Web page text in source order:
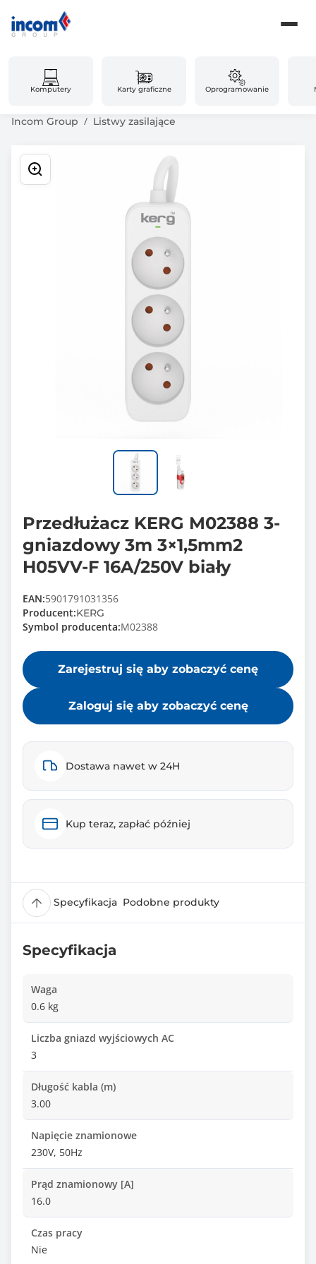
Komputery Karty graficzne Oprogramowanie
Incom Group Listwy zasilające
Przedłużacz KERG M02388 3-
gniazdowy 3m 3×1,5mm2
H05VV-F 16A/250V biały
EAN:5901791031356
Producent:KERG
Symbol producenta:M02388
Zarejestruj się aby zobaczyć cenę
Zaloguj się aby zobaczyć cenę
Dostawa nawet w 24H
Kup teraz, zapłać później
Specyfikacja Podobne produkty
Specyfikacja
Waga
0.6 kg
Liczba gniazd wyjściowych AC
3
Długość kabla (m)
3.00
Napięcie znamionowe
230V, 50Hz
Prąd znamionowy [A]
16.0
Czas pracy
Nie